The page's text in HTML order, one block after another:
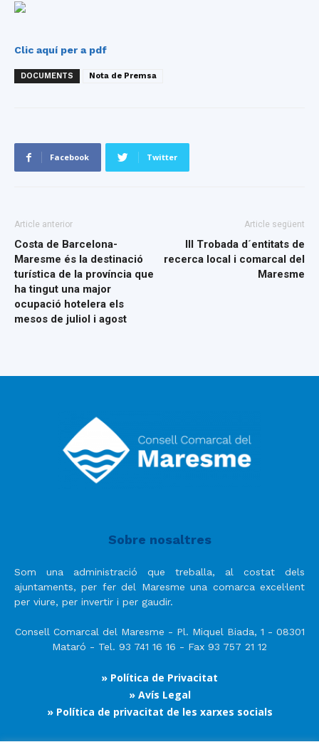
Clic aquí per a pdf
DOCUMENTS Nota de Premsa
Facebook Twitter
Article anterior
Costa de Barcelona-
Maresme és la destinació
turística de la província que
ha tingut una major
ocupació hotelera els
mesos de juliol i agost
Article següent
III Trobada d´entitats de
recerca local i comarcal del
Maresme
Sobre nosaltres
Som una administració que treballa, al costat dels
ajuntaments, per fer del Maresme una comarca excel·lent
per viure, per invertir i per gaudir.
Consell Comarcal del Maresme - Pl. Miquel Biada, 1 - 08301
Mataró - Tel. 93 741 16 16 - Fax 93 757 21 12
» Política de Privacitat
» Avís Legal
» Política de privacitat de les xarxes socials